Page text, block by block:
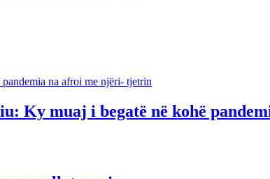
Ky muaj i begatë në kohë